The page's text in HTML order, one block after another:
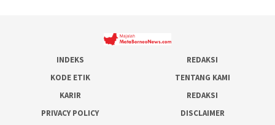
INDEKS
REDAKSI
KODE ETIK
TENTANG KAMI
KARIR
REDAKSI
PRIVACY POLICY
DISCLAIMER